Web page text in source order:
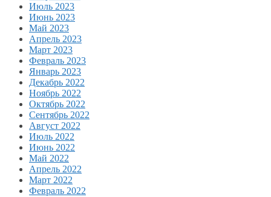
Июль 2023
Июнь 2023
Май 2023
Апрель 2023
Март 2023
Февраль 2023
Январь 2023
Декабрь 2022
Ноябрь 2022
Октябрь 2022
Сентябрь 2022
Август 2022
Июль 2022
Июнь 2022
Май 2022
Апрель 2022
Март 2022
Февраль 2022